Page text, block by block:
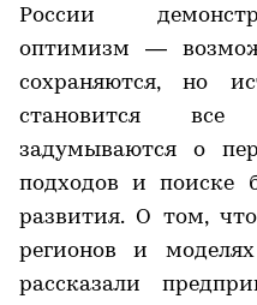
России
оптимизм —
сохраняются, но
становится
задумываются о
подходов и поиске
развития. О том,
регионов и
рассказали